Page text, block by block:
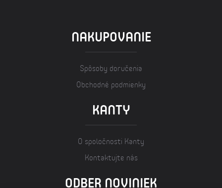
NAKUPOVANIE
Spôsoby doručenia
Obchodné podmienky
KANTY
O spoločnosti Kanty
Kontaktujte nás
ODBER NOVINIEK